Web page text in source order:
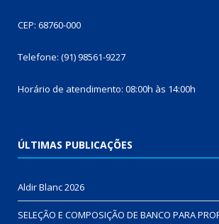
CEP: 68760-000
Telefone: (91) 98561-9227
Horário de atendimento: 08:00h às 14:00h
ÚLTIMAS PUBLICAÇÕES
Aldir Blanc 2026
SELEÇÃO E COMPOSIÇÃO DE BANCO PARA